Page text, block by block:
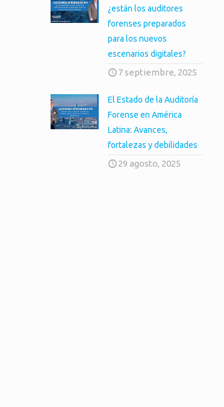
¿están los auditores
forenses preparados
para los nuevos
escenarios digitales?
7 septiembre, 2025
El Estado de la Auditoría
Forense en América
Latina: Avances,
fortalezas y debilidades
29 agosto, 2025